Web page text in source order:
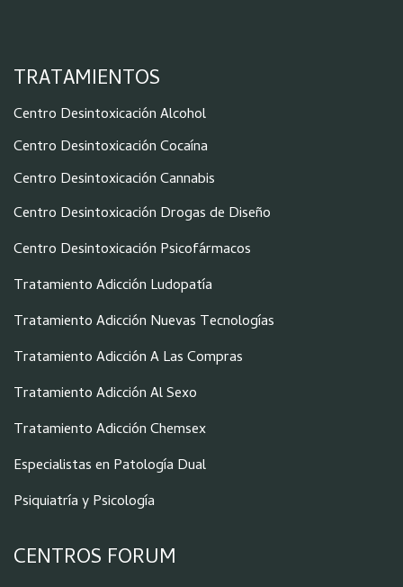
TRATAMIENTOS
Centro Desintoxicación Alcohol
Centro Desintoxicación Cocaína
Centro Desintoxicación Cannabis
Centro Desintoxicación Drogas de Diseño
Centro Desintoxicación Psicofármacos
Tratamiento Adicción Ludopatía
Tratamiento Adicción Nuevas Tecnologías
Tratamiento Adicción A Las Compras
Tratamiento Adicción Al Sexo
Tratamiento Adicción Chemsex
Especialistas en Patología Dual
Psiquiatría y Psicología
CENTROS FORUM